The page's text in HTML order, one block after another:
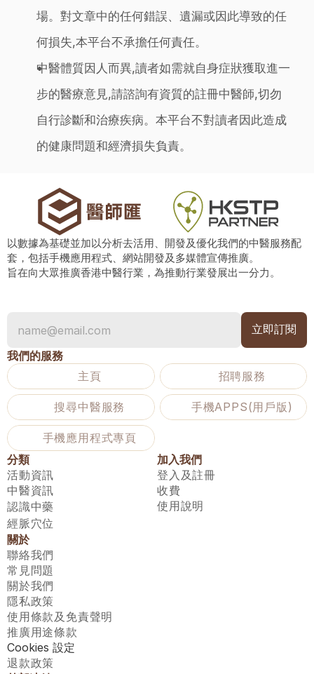
場。對文章中的任何錯誤、遺漏或因此導致的任
何損失,本平台不承擔任何責任。
中醫體質因人而異,讀者如需就自身症狀獲取進一
步的醫療意見,請諮詢有資質的註冊中醫師,切勿
自行診斷和治療疾病。本平台不對讀者因此造成
的健康問題和經濟損失負責。
以數據為基礎並加以分析去活用、開發及優化我們的中醫服務配
套，包括手機應用程式、網站開發及多媒體宣傳推廣。
旨在向大眾推廣香港中醫行業，為推動行業發展出一分力。
我們的服務
主頁
招聘服務
搜尋中醫服務 手機APPS(用戶版)
手機應用程式專頁
分類
活動資訊
中醫資訊
認識中藥
經脈穴位
加入我們
登入及註冊
收費
使用說明
關於
聯絡我們
常見問題
關於我們
隱私政策
使用條款及免責聲明
推廣用途條款
Cookies 設定
退款政策